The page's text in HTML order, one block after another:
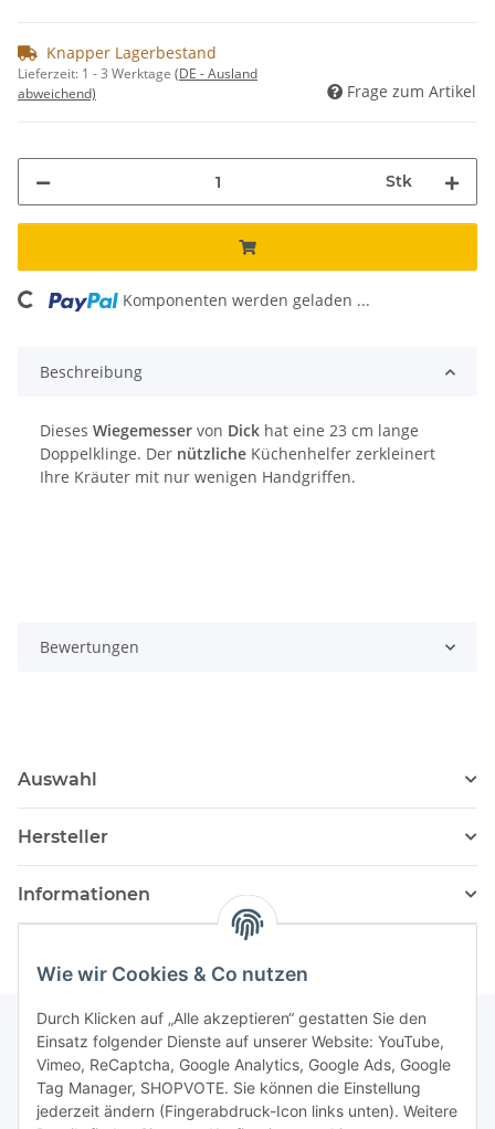
Wie wir Cookies & Co nutzen
Durch Klicken auf „Alle akzeptieren“ gestatten Sie den
Einsatz folgender Dienste auf unserer Website: YouTube,
Vimeo, ReCaptcha, Google Analytics, Google Ads, Google
Tag Manager, SHOPVOTE. Sie können die Einstellung
jederzeit ändern (Fingerabdruck-Icon links unten). Weitere
Knapper Lagerbestand
Lieferzeit: 1 - 3 Werktage (DE - Ausland
abweichend)
Frage zum Artikel
Stk
Loading... Komponenten werden geladen ...
Beschreibung
Dieses Wiegemesser von Dick hat eine 23 cm lange
Doppelklinge. Der nützliche Küchenhelfer zerkleinert
Ihre Kräuter mit nur wenigen Handgriffen.
Bewertungen
Auswahl
Hersteller
Informationen
Newsletter Abonnieren